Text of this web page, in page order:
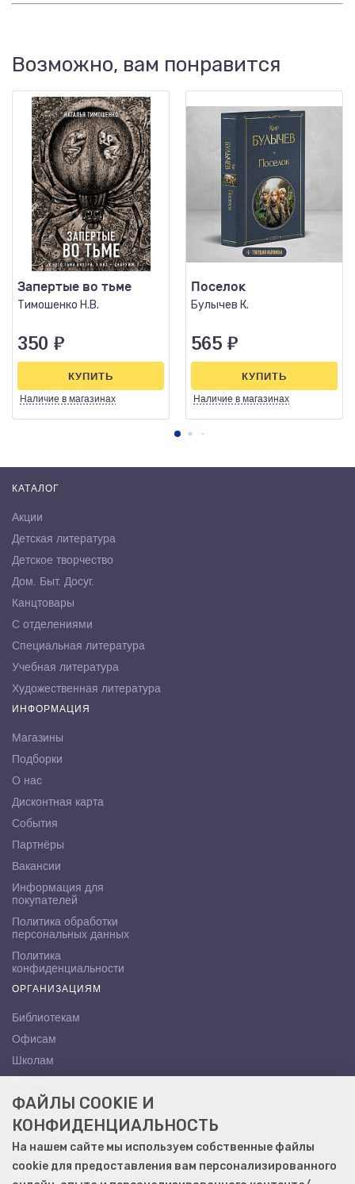
Возможно, вам понравится
Запертые во тьме
Тимошенко Н.В.
350 ₽
Наличие в магазинах
КУПИТЬ
Поселок
Булычев К.
565 ₽
Наличие в магазинах
КУПИТЬ
КАТАЛОГ
Акции
Детская литература
Детское творчество
Дом. Быт. Досуг.
Канцтовары
С отделениями
Специальная литература
Учебная литература
Художественная литература
ИНФОРМАЦИЯ
Магазины
Подборки
О нас
Дисконтная карта
События
Партнёры
Вакансии
Информация для
покупателей
Политика обработки
персональных данных
Политика
конфиденциальности
ОРГАНИЗАЦИЯМ
Библиотекам
Офисам
Школам
КОНТАКТЫ
Саратов, ул. Осипова, 10А
+7 (8452) 72-65-65
gemera@moya-kniga.ru
ФАЙЛЫ COOKIE И
КОНФИДЕНЦИАЛЬНОСТЬ
На нашем сайте мы используем собственные файлы
cookie для предоставления вам персонализированного